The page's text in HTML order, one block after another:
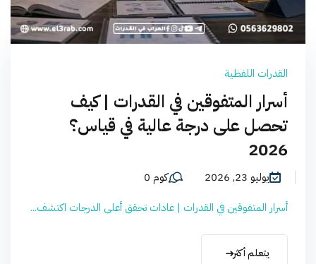
القدرات اللفظية
أسرار المتفوقين في القدرات | كيف
تحصل على درجة عالية في قياس؟
2026
يوليو 23, 2026
كوم 0
أسرار المتفوقين في القدرات | عادات تحقق أعلى الدرجات اكتشف...
يتعلم أكثر